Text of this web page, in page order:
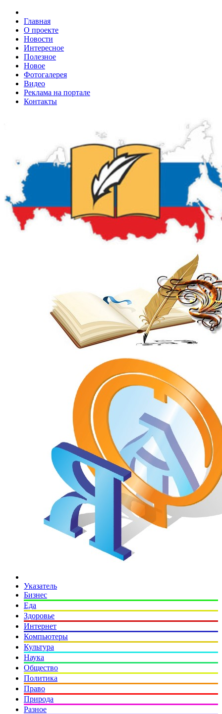
Главная
О проекте
Новости
Интересное
Полезное
Новое
Фотогалерея
Видео
Реклама на портале
Контакты
Указатель
Бизнес
Еда
Здоровье
Интернет
Компьютеры
Культура
Наука
Общество
Политика
Право
Природа
Разное